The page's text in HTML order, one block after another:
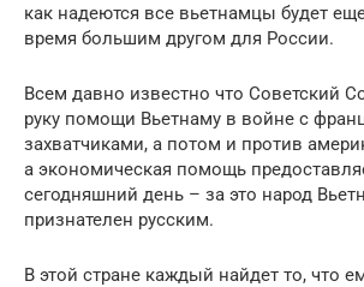
как надеются все вьетнамцы будет
время большим другом для России.
Всем давно известно что Советский
руку помощи Вьетнаму в войне с
захватчиками, а потом и против
а экономическая помощь
сегодняшний день – за это народ
признателен русским.
В этой стране каждый найдет то, что